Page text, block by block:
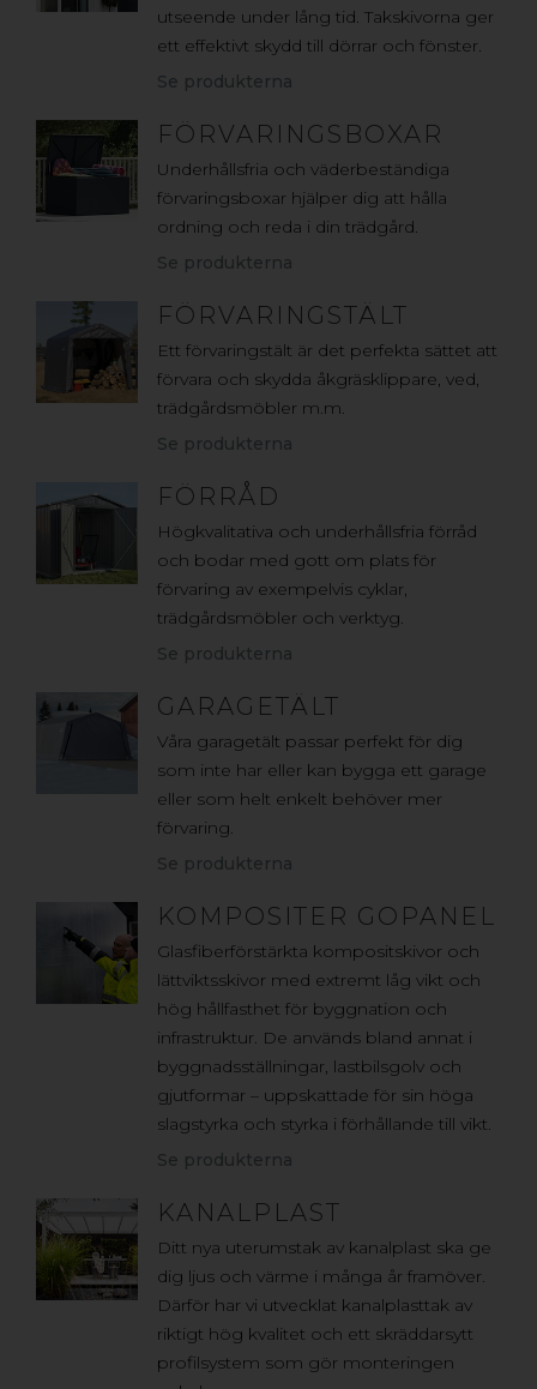
utseende under lång tid. Takskivorna ger
ett effektivt skydd till dörrar och fönster.
Se produkterna
FÖRVARINGSBOXAR
Underhållsfria och väderbeständiga
förvaringsboxar hjälper dig att hålla
ordning och reda i din trädgård.
Se produkterna
FÖRVARINGSTÄLT
Ett förvaringstält är det perfekta sättet att
förvara och skydda åkgräsklippare, ved,
trädgårdsmöbler m.m.
Se produkterna
FÖRRÅD
Högkvalitativa och underhållsfria förråd
och bodar med gott om plats för
förvaring av exempelvis cyklar,
trädgårdsmöbler och verktyg.
Se produkterna
GARAGETÄLT
Våra garagetält passar perfekt för dig
som inte har eller kan bygga ett garage
eller som helt enkelt behöver mer
förvaring.
Se produkterna
KOMPOSITER GOPANEL
Glasfiberförstärkta kompositskivor och
lättviktsskivor med extremt låg vikt och
hög hållfasthet för byggnation och
infrastruktur. De används bland annat i
byggnadsställningar, lastbilsgolv och
gjutformar – uppskattade för sin höga
slagstyrka och styrka i förhållande till vikt.
Se produkterna
KANALPLAST
Ditt nya uterumstak av kanalplast ska ge
dig ljus och värme i många år framöver.
Därför har vi utvecklat kanalplasttak av
riktigt hög kvalitet och ett skräddarsytt
profilsystem som gör monteringen